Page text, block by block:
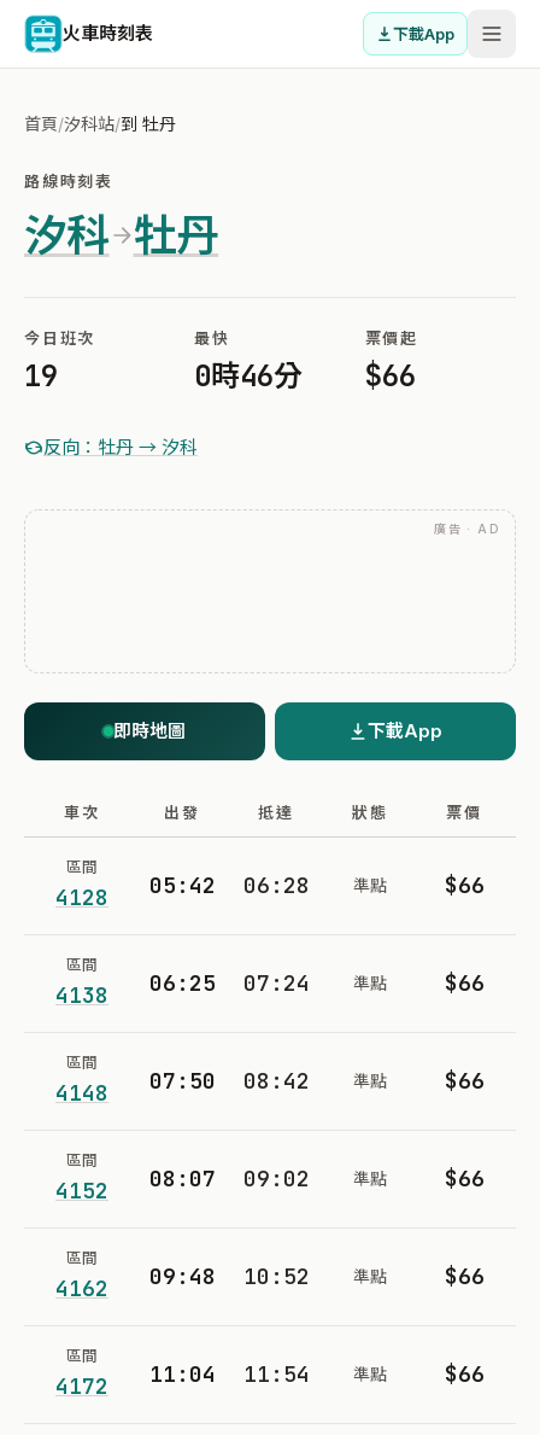
火車時刻表 下載App
首頁/汐科站/到 牡丹
路線時刻表
汐科 牡丹
今日班次
19
最快
0時46分
票價起
$66
反向：牡丹 → 汐科
廣告 · AD
即時地圖 下載App
車次 出發 抵達 狀態 票價
區間
4128 05:42 06:28 準點 $66
區間
4138 06:25 07:24 準點 $66
區間
4148 07:50 08:42 準點 $66
區間
4152 08:07 09:02 準點 $66
區間
4162 09:48 10:52 準點 $66
區間
4172 11:04 11:54 準點 $66